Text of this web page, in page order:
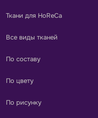
Ткани для HoReCa
Все виды тканей
По составу
По цвету
По рисунку